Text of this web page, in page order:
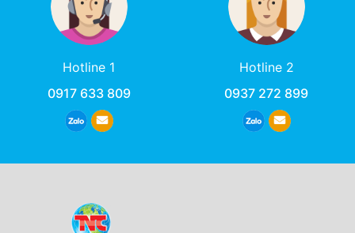
Hotline 1
0917 633 809
Hotline 2
0937 272 899